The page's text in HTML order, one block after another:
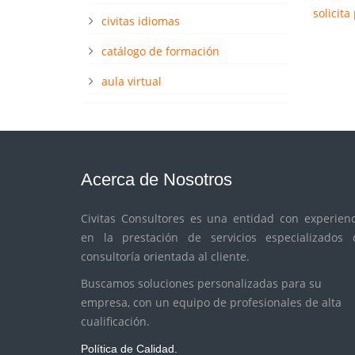
civitas idiomas
catálogo de formación
aula virtual
solicita
Acerca de Nosotros
Civitas Consultores es una entidad con
en la prestación de servicios especializados
consultoría orientada al cliente.
Buscamos soluciones personalizadas para su
empresa, con un equipo de profesionales de alta
cualificación.
Política de Calidad.